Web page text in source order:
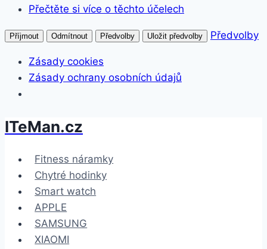
Přečtěte si více o těchto účelech
Příjmout Odmítnout Předvolby Uložit předvolby Předvolby
Zásady cookies
Zásady ochrany osobních údajů
Přeskočit
obsah
ITeMan.cz
Fitness náramky
Chytré hodinky
Smart watch
APPLE
SAMSUNG
XIAOMI